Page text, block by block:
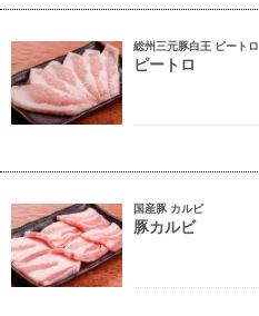
総州三元豚白王 ピートロ
ピートロ
国産豚 カルビ
豚カルビ